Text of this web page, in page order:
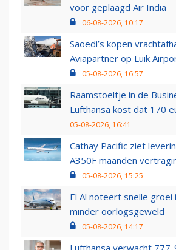
voor geplaagd Air India
06-08-2026, 10:17
Saoedi’s kopen
Aviapartner op Luik
05-08-2026, 16:57
Raamstoeltje in de
Lufthansa kost dat 170
05-08-2026, 16:41
Cathay Pacific ziet
A350F maanden
05-08-2026, 15:25
El Al noteert snelle groei
minder oorlogsgeweld
05-08-2026, 14:17